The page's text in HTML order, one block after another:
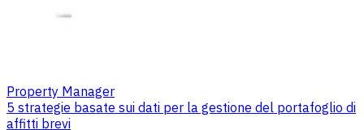
Property Manager
5 strategie basate sui dati per la gestione del portafoglio di
affitti brevi